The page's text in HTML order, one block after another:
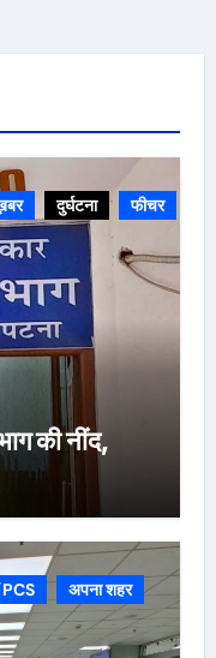
दुर्घटना फीचर
की नींद,
अपना शहर